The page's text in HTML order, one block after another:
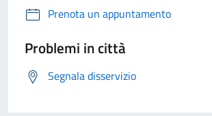
Prenota un appuntamento
Problemi in città
Segnala disservizio